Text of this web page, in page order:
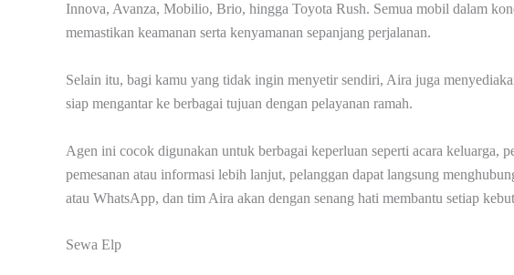
Innova, Avanza, Mobilio, Brio, hingga Toyota Rush. Semua mobil dalam
memastikan keamanan serta kenyamanan sepanjang perjalanan.
Selain itu, bagi kamu yang tidak ingin menyetir sendiri, Aira juga
siap mengantar ke berbagai tujuan dengan pelayanan ramah.
Agen ini cocok digunakan untuk berbagai keperluan seperti acara keluarga,
pemesanan atau informasi lebih lanjut, pelanggan dapat langsung
atau WhatsApp, dan tim Aira akan dengan senang hati membantu setiap
Sewa Elp